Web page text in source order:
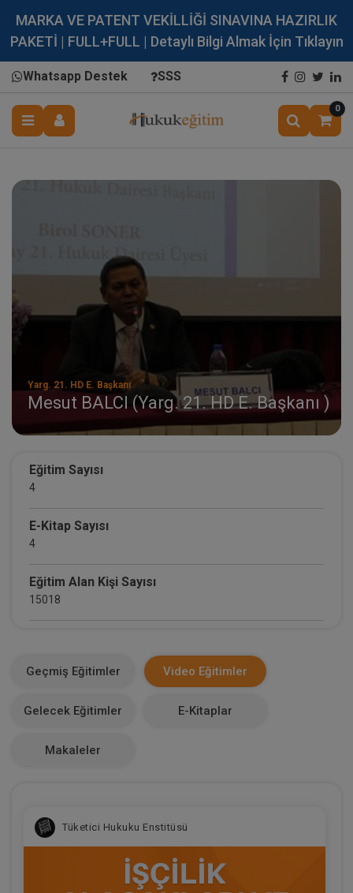
MARKA VE PATENT VEKİLLİĞİ SINAVINA HAZIRLIK
PAKETİ | FULL+FULL | Detaylı Bilgi Almak İçin Tıklayın
Whatsapp Destek SSS
0
Yarg. 21. HD E. Başkanı
Mesut BALCI (Yarg. 21. HD E. Başkanı )
Eğitim Sayısı
4
E-Kitap Sayısı
4
Eğitim Alan Kişi Sayısı
15018
0
Geçmiş Eğitimler Video Eğitimler
Gelecek Eğitimler E-Kitaplar
Makaleler
Tüketici Hukuku Enstitüsü